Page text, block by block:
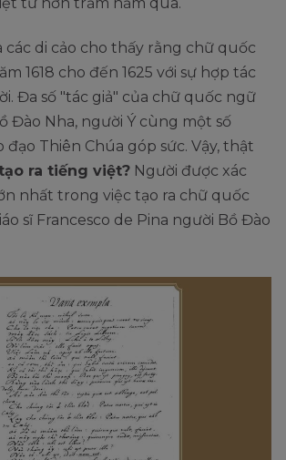
các di cảo cho thấy rằng chữ quốc
1618 cho đến 1625 với sự hợp tác
Đa số "tác giả" của chữ quốc ngữ
Đào Nha, người Ý cùng một số
đạo Thiên Chúa góp sức. Vậy, thật
ra tiếng việt? Người được xác
nhất trong việc tạo ra chữ quốc
sĩ Francesco de Pina người Bồ Đào